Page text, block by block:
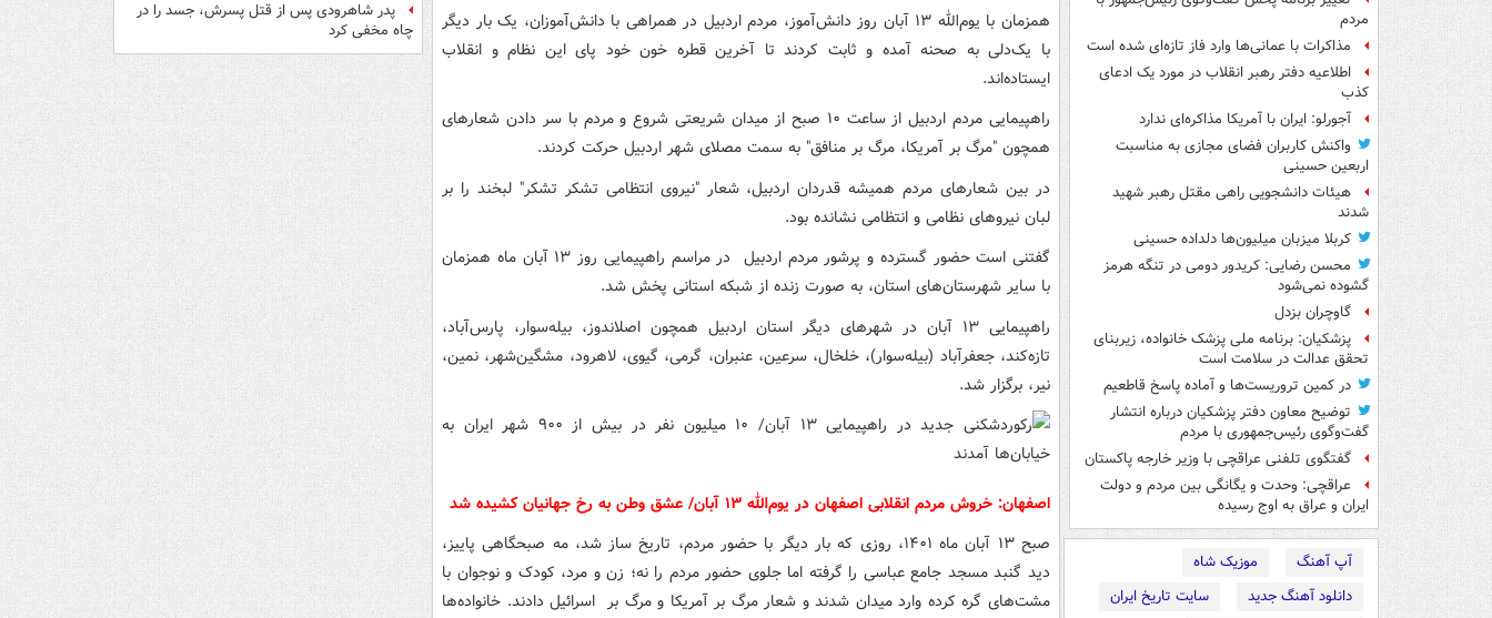
مردم
مذاکرات با عمانی‌ها وارد فاز تازه‌ای شده است
اطلاعیه دفتر رهبر انقلاب در مورد یک ادعای
کذب
آجورلو: ایران با آمریکا مذاکره‌ای ندارد
واکنش کاربران فضای مجازی به مناسبت
اربعین حسینی
هیئات دانشجویی راهی مقتل رهبر شهید
شدند
کربلا میزبان میلیون‌ها دلداده حسینی
محسن رضایی: کریدور دومی در تنگه هرمز
گشوده نمی‌شود
گاوچران بزدل
پزشکیان: برنامه ملی پزشک خانواده، زیربنای
تحقق عدالت در سلامت است
در کمین تروریست‌ها و آماده پاسخ قاطعیم
توضیح معاون دفتر پزشکیان درباره انتشار
گفت‌وگوی رئیس‌جمهوری با مردم
گفتگوی تلفنی عراقچی با وزیر خارجه پاکستان
عراقچی: وحدت و یگانگی بین مردم و دولت
ایران و عراق به اوج رسیده
آپ آهنگ
موزیک شاه
دانلود آهنگ جدید
سایت تاریخ ایران
همزمان با یوم‌الله ۱۳ آبان روز دانش‌آموز، مردم اردبیل در همراهی با دانش‌آموزان، یک بار دیگر
با یک‌دلی به صحنه‌ آمده و ثابت کردند تا آخرین قطره خون خود پای این نظام و انقلاب
ایستاده‌اند.
راهپیمایی مردم اردبیل از ساعت ۱۰ صبح از میدان شریعتی شروع و مردم با سر دادن شعارهای
همچون "مرگ بر آمریکا، مرگ بر منافق" به سمت مصلای شهر اردبیل حرکت کردند.
در بین شعارهای مردم همیشه قدردان اردبیل، شعار "نیروی انتظامی تشکر تشکر" لبخند را بر
لبان نیروهای نظامی و انتظامی نشانده بود.
گفتنی است حضور گسترده و پرشور مردم اردبیل در مراسم راهپیمایی روز ۱۳ آبان ماه همزمان
با سایر شهرستان‌های استان، به صورت زنده از شبکه استانی پخش شد.
راهپیمایی ۱۳ آبان در شهرهای دیگر استان اردبیل همچون اصلاندوز، بیله‌سوار، پارس‌آباد،
تازه‌کند، جعفرآباد (بیله‌سوار)، خلخال، سرعین، عنبران، گرمی، گیوی، لاهرود، مشگین‌شهر، نمین،
نیر، برگزار شد.
اصفهان: خروش مردم انقلابی اصفهان در یوم‌الله ۱۳ آبان/ عشق وطن به رخ جهانیان کشیده شد
صبح ۱۳ آبان ماه ۱۴۰۱، روزی که بار دیگر با حضور مردم، تاریخ ساز شد، مه صبحگاهی پاییز،
دید گنبد مسجد جامع عباسی را گرفته اما جلوی حضور مردم را نه؛ زن و مرد، کودک و نوجوان با
مشت‌های گره کرده وارد میدان شدند و شعار مرگ بر آمریکا و مرگ بر اسرائیل دادند. خانواده‌ها
پدر شاهرودی پس از قتل پسرش، جسد را در
چاه مخفی کرد